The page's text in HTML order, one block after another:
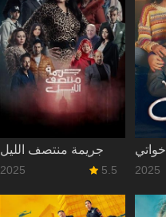
جريمة منتصف الليل
2025 5.5
إخواتي
2025